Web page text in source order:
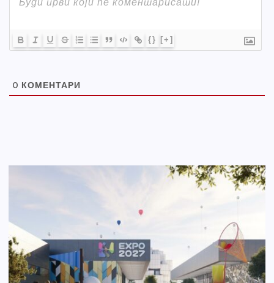
{} [+]
0 КОМЕНТАРИ